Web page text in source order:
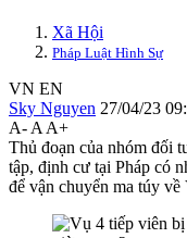
Xã Hội
Pháp Luật Hình Sự
VN EN
Sky Nguyen 27/04/23
A- A A+
Thủ đoạn của nhóm đối
tập, định cư tại Pháp có
để vận chuyển m‌a tú‌y về